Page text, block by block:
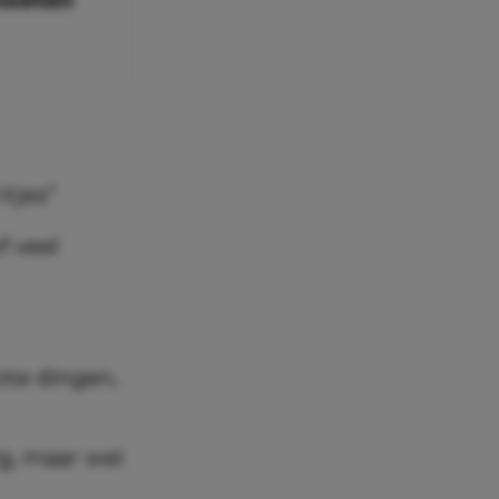
veel
dingen,
maar wel